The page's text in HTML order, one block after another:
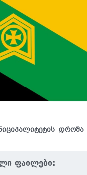
დროშა
ფაილები: